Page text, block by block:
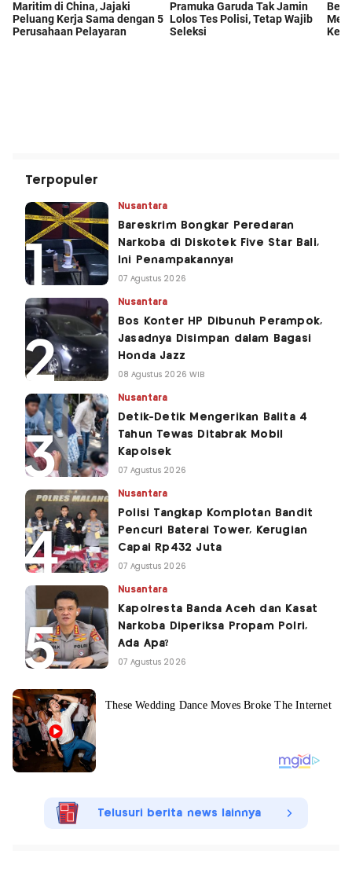
Terpopuler
Nusantara
Bareskrim Bongkar Peredaran
Narkoba di Diskotek Five Star Bali,
Ini Penampakannya!
07 Agustus 2026
Nusantara
Bos Konter HP Dibunuh Perampok,
Jasadnya Disimpan dalam Bagasi
Honda Jazz
08 Agustus 2026 WIB
Nusantara
Detik-Detik Mengerikan Balita 4
Tahun Tewas Ditabrak Mobil
Kapolsek
07 Agustus 2026
Nusantara
Polisi Tangkap Komplotan Bandit
Pencuri Baterai Tower, Kerugian
Capai Rp432 Juta
07 Agustus 2026
Nusantara
Kapolresta Banda Aceh dan Kasat
Narkoba Diperiksa Propam Polri,
Ada Apa?
07 Agustus 2026
Telusuri berita news lainnya